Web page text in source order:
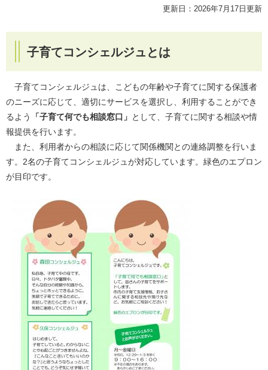
更新日：2026年7月17日更新
子育てコンシェルジュとは
子育てコンシェルジュは、こどもの年齢や子育てに関する保護者
のニーズに応じて、適切にサービスを選択し、利用することができ
るよう
「子育て何でも相談窓口」 として、子育てに関する相談や情
報提供を行います。
また、利用者からの相談に応じて関係機関との連絡調整を行いま
す。2名の子育てコンシェルジュが対応しています。緑色のエプロン
が目印です。